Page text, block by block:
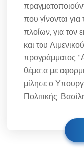
που γίνονται
πλοίων, για τον
και του
προγράμματος
θέματα με
μίλησε ο
Πολιτικής,